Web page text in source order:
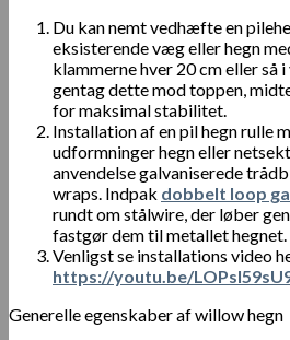
Du kan nemt vedhæfte en
eksisterende væg eller hegn
klammerne hver 20 cm eller så
gentag dette mod toppen,
for maksimal stabilitet.
Installation af en pil hegn rulle
udformninger hegn eller
anvendelse galvaniserede
wraps. Indpak dobbelt loop
rundt om stålwire, der løber
fastgør dem til metallet hegnet.
Venligst se installations video
https://youtu.be/
Generelle egenskaber af willow hegn